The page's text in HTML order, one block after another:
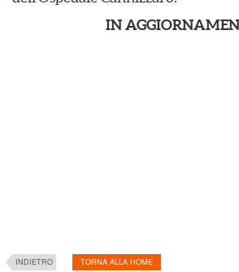
IN
INDIETRO TORNA ALLA HOME